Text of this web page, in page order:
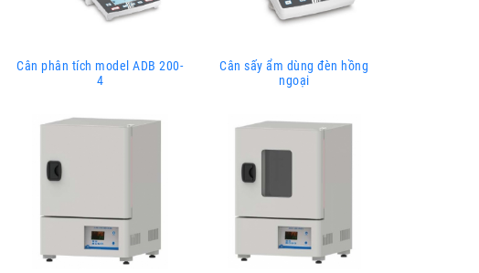
Cân phân tích model ADB 200-
4
Cân sấy ẩm dùng đèn hồng
ngoại